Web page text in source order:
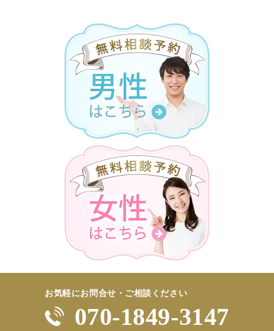
お気軽にお問合せ・ご相談ください
070-1849-3147